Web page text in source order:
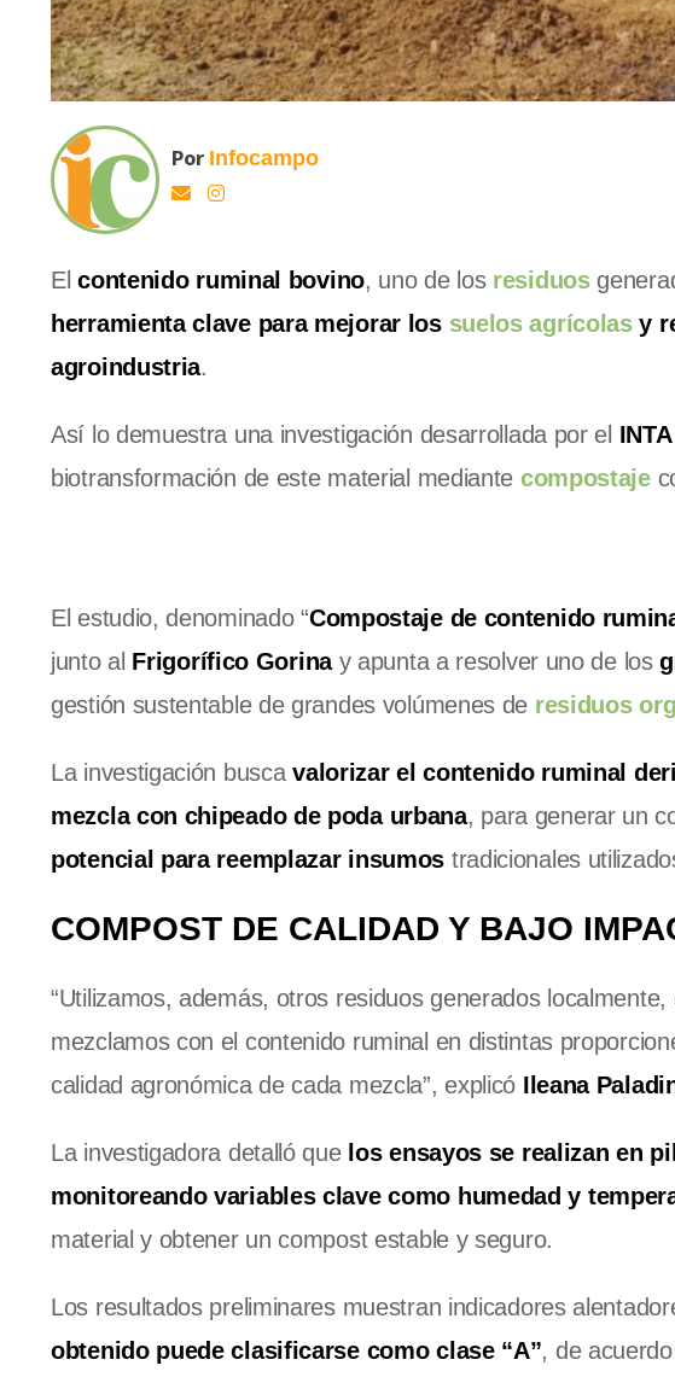
Por Infocampo
Elcontenido ruminal bovino, uno de los residuos
herramienta clave para mejorar los suelos agrícolasy
agroindustria.
Así lo demuestra una investigación desarrollada por el
biotransformación de este material mediante compostaje
El estudio, denominado “Compostaje de contenido
junto al Frigorífico Gorinay apunta a resolver uno de los
gestión sustentable de grandes volúmenes de residuos
La investigación buscavalorizar el contenido ruminal
mezcla con chipeado de poda urbana, para generar un
potencial para reemplazar insumos tradicionales
COMPOST DE CALIDAD Y BAJO
“Utilizamos, además, otros residuos generados
mezclamos con el contenido ruminal en distintas
calidad agronómica de cada mezcla”, explicó Ileana
La investigadora detalló que los ensayos se realizan en
monitoreando variables clave como humedad y
material y obtener un compost estable y seguro.
Los resultados preliminares muestran indicadores
obtenido puede clasificarse como clase “A”, de